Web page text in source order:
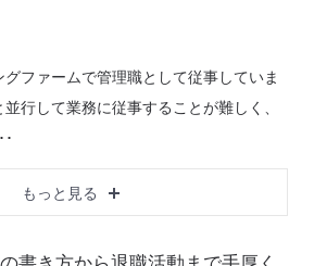
ファームで管理職として従事していま
行して業務に従事することが難しく、
もっと見る